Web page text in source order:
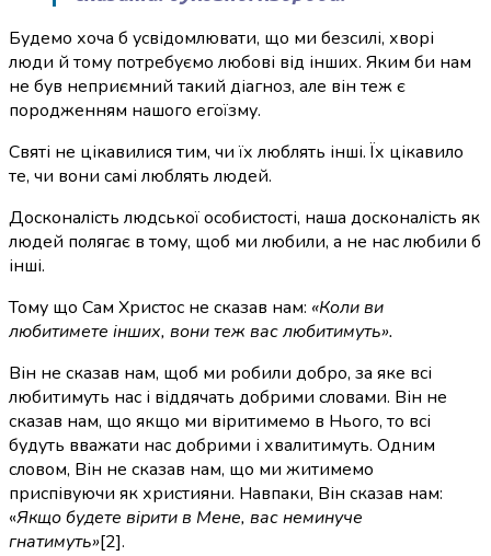
Будемо хоча б усвідомлювати, що ми безсилі, хворі
люди й тому потребуємо любові від інших. Яким би нам
не був неприємний такий діагноз, але він теж є
породженням нашого егоїзму.
Святі не цікавилися тим, чи їх люблять інші. Їх цікавило
те, чи вони самі люблять людей.
Досконалість людської особистості, наша досконалість як
людей полягає в тому, щоб ми любили, а не нас любили б
інші.
Тому що Сам Христос не сказав нам: «Коли ви
любитимете інших, вони теж вас любитимуть».
Він не сказав нам, щоб ми робили добро, за яке всі
любитимуть нас і віддячать добрими словами. Він не
сказав нам, що якщо ми віритимемо в Нього, то всі
будуть вважати нас добрими і хвалитимуть. Одним
словом, Він не сказав нам, що ми житимемо
приспівуючи як християни. Навпаки, Він сказав нам:
«Якщо будете вірити в Мене, вас неминуче
гнатимуть»[2].